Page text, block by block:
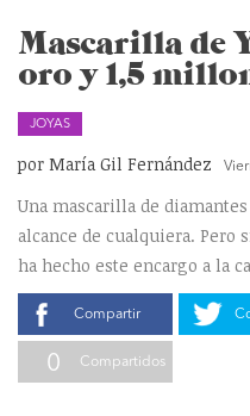
Mascarilla de
oro y 1,5
JOYAS
por María Gil Fernández
Una mascarilla de
alcance de cualquiera. Pero
ha hecho este encargo a la
Compartir
0 Compartidos